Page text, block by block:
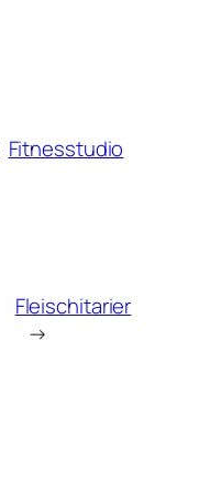
Fitnesstudio
Fleischitarier
→